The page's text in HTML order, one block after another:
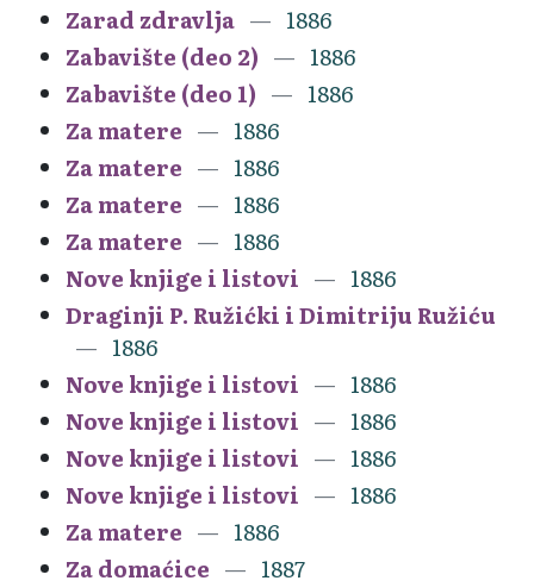
Zarad zdravlja
1886
Zabavište (deo 2)
1886
Zabavište (deo 1)
1886
Za matere
1886
Za matere
1886
Za matere
1886
Za matere
1886
Nove knjige i listovi
1886
Draginji P. Ružićki i Dimitriju Ružiću
1886
Nove knjige i listovi
1886
Nove knjige i listovi
1886
Nove knjige i listovi
1886
Nove knjige i listovi
1886
Za matere
1886
Za domaćice
1887